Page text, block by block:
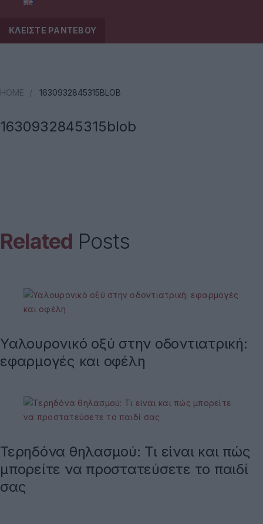
ΚΛΕΙΣΤΕ ΡΑΝΤΕΒΟΥ
HOME / 1630932845315BLOB
1630932845315blob
Related Posts
Υαλουρονικό οξύ στην οδοντιατρική:
εφαρμογές και οφέλη
Τερηδόνα θηλασμού: Τι είναι και πώς
μπορείτε να προστατεύσετε το παιδί
σας